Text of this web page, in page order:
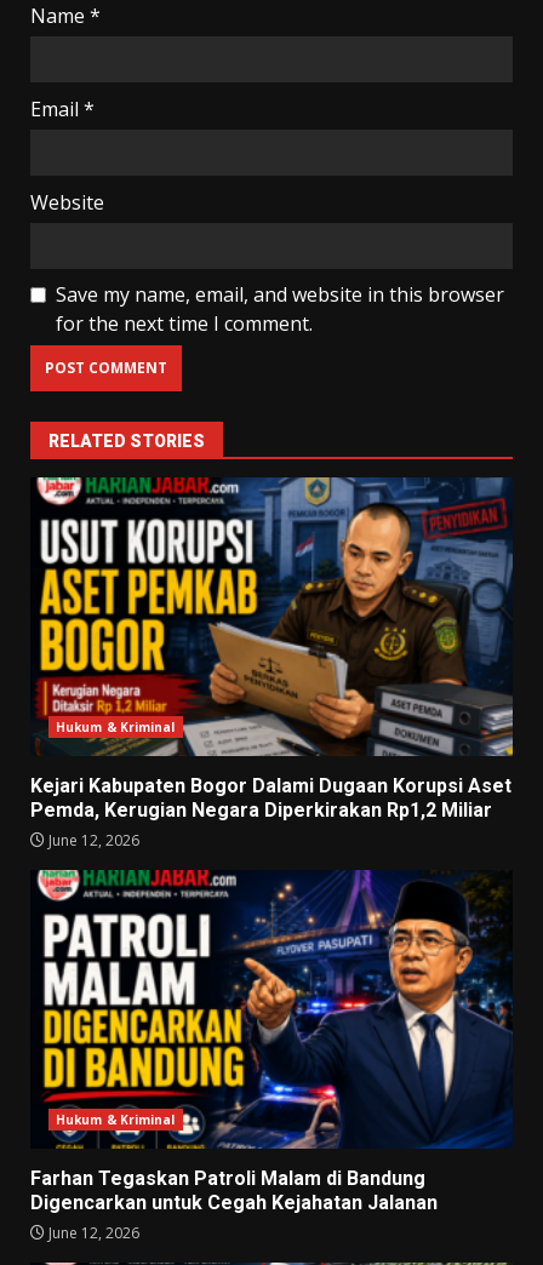
Name *
Email *
Website
Save my name, email, and website in this browser
for the next time I comment.
RELATED STORIES
Hukum & Kriminal
Kejari Kabupaten Bogor Dalami Dugaan Korupsi Aset
Pemda, Kerugian Negara Diperkirakan Rp1,2 Miliar
June 12, 2026
Hukum & Kriminal
Farhan Tegaskan Patroli Malam di Bandung
Digencarkan untuk Cegah Kejahatan Jalanan
June 12, 2026